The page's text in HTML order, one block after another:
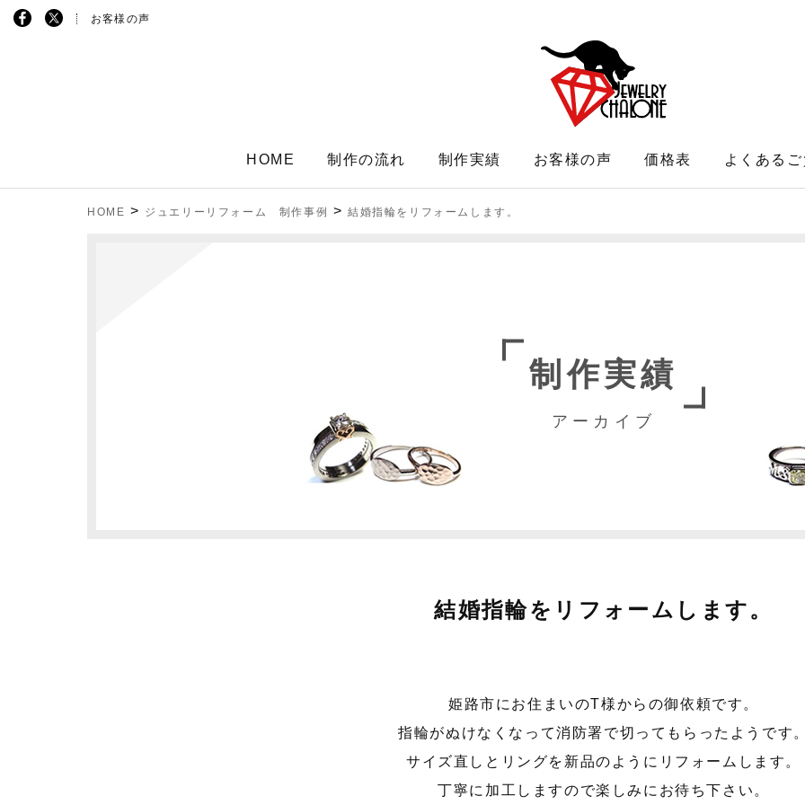
お客様の声
HOME 制作の流れ 制作実績 お客様の声 価格表 よくある
HOME > ジュエリーリフォーム 制作事例 >結婚指輪をリフォームします。
制作実績
アーカイブ
結婚指輪をリフォームします。
姫路市にお住まいのT様からの御依頼です。
指輪がぬけなくなって消防署で切ってもらったようです
サイズ直しとリングを新品のようにリフォームします。
丁寧に加工しますので楽しみにお待ち下さい。